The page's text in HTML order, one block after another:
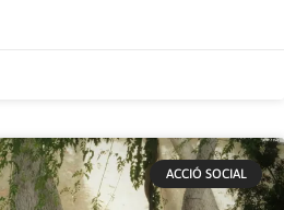
ACCIÓ SOCIAL